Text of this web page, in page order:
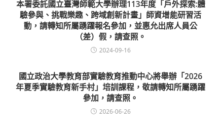
本署委託國立臺灣師範大學辦理113年度「戶外探索:體
驗參與、挑戰樂趣、跨域創新計畫」師資增能研習活
動，請轉知所屬踴躍報名參加，並惠允出席人員公
（差）假，請查照。
2024-09-16
國立政治大學教育部實驗教育推動中心將舉辦「2026
年夏季實驗教育新手村」培訓課程，敬請轉知所屬踴躍
參加，請查照。
2026-06-26